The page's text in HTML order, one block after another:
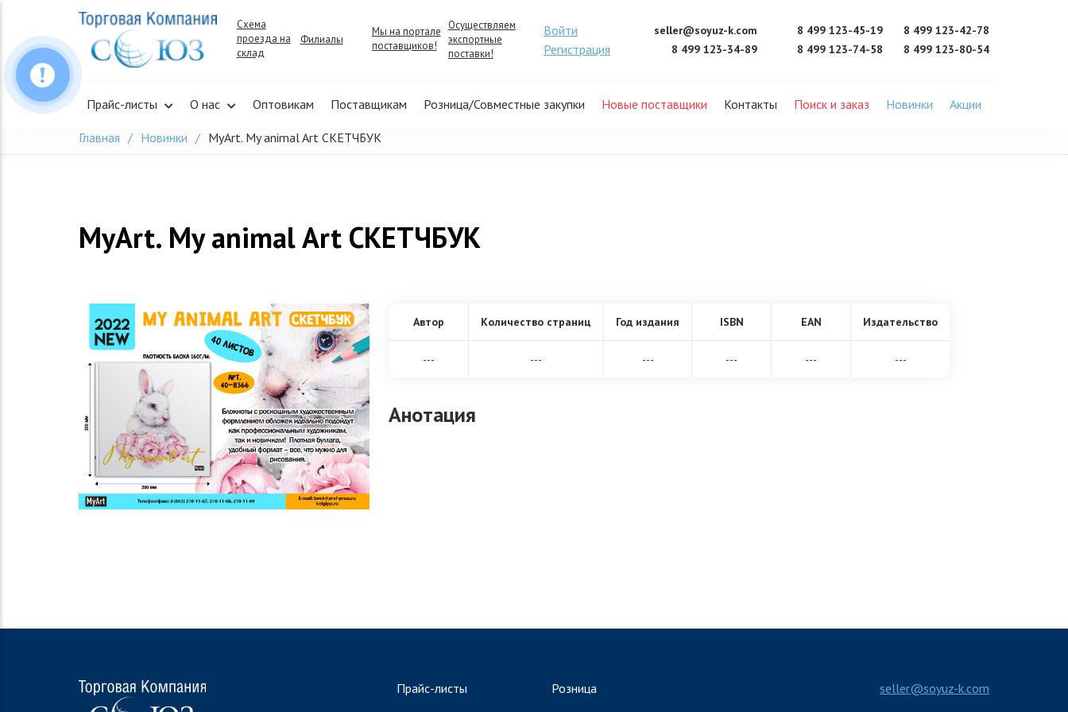
content
Схема
проезда на
склад
Филиалы
Мы на портале
поставщиков!
Осуществляем
экспортные
поставки!
Войти
Регистрация
seller@soyuz-k.com
8 499 123-34-89
8 499 123-45-19
8 499 123-42-78
8 499 123-74-58
8 499 123-80-54
Прайс-листы О нас Оптовикам Поставщикам Розница/Совместные закупки Новые поставщики Контакты Поиск и заказ Новинки Акции
Главная Новинки MyArt. My animal Art СКЕТЧБУК
MyArt. My animal Art СКЕТЧБУК
Автор Количество страниц Год издания ISBN EAN Издательство
--- --- --- --- --- ---
Анотация
Прайс-листы Розница
seller@soyuz-k.com